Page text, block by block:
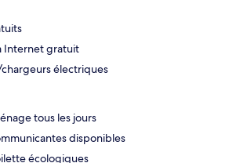
Internet gratuit
électriques
tous les jours
disponibles
écologiques